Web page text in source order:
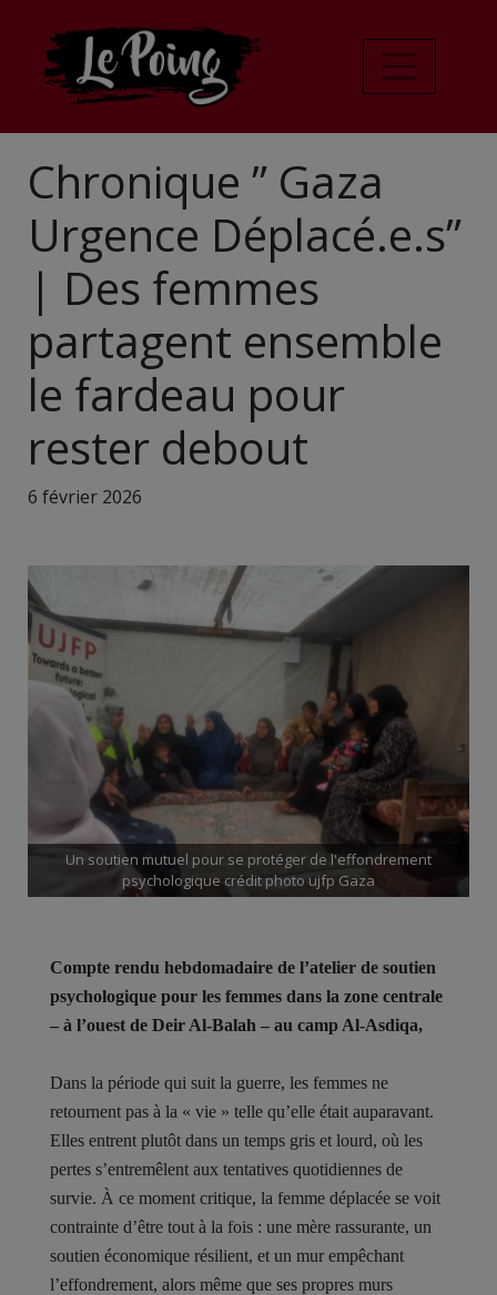
Chronique ” Gaza
Urgence Déplacé.e.s”
| Des femmes
partagent ensemble
le fardeau pour
rester debout
6 février 2026
Un soutien mutuel pour se protéger de l'effondrement
psychologique crédit photo ujfp Gaza
Compte rendu hebdomadaire de l’atelier de soutien
psychologique pour les femmes dans la zone centrale
– à l’ouest de Deir Al-Balah – au camp Al-Asdiqa,
Dans la période qui suit la guerre, les femmes ne
retournent pas à la « vie » telle qu’elle était auparavant.
Elles entrent plutôt dans un temps gris et lourd, où les
pertes s’entremêlent aux tentatives quotidiennes de
survie. À ce moment critique, la femme déplacée se voit
contrainte d’être tout à la fois : une mère rassurante, un
soutien économique résilient, et un mur empêchant
l’effondrement, alors même que ses propres murs